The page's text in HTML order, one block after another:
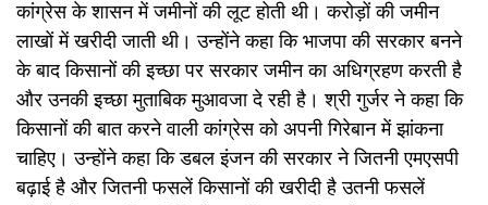
कांग्रेस के शासन में जमीनों की लूट होती थी। करोड़ों की जमीन
लाखों में खरीदी जाती थी। उन्होंने कहा कि भाजपा की सरकार बनने
के बाद किसानों की इच्छा पर सरकार जमीन का अधिग्रहण करती है
और उनकी इच्छा मुताबिक मुआवजा दे रही है। श्री गुर्जर ने कहा कि
किसानों की बात करने वाली कांग्रेस को अपनी गिरेबान में झांकना
चाहिए। उन्होंने कहा कि डबल इंजन की सरकार ने जितनी एमएसपी
बढ़ाई है और जितनी फसलें किसानों की खरीदी है उतनी फसलें